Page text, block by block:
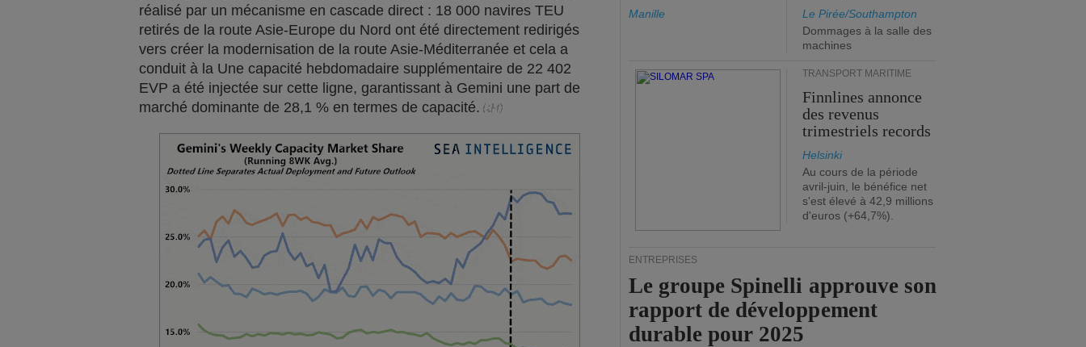
réalisé par un mécanisme en cascade direct : 18 000 navires TEU
retirés de la route Asie-Europe du Nord ont été directement redirigés
vers créer la modernisation de la route Asie-Méditerranée et cela a
conduit à la Une capacité hebdomadaire supplémentaire de 22 402
EVP a été injectée sur cette ligne, garantissant à Gemini une part de
marché dominante de 28,1 % en termes de capacité.
Manille
Le Pirée/Southampton
Dommages à la salle des
machines
TRANSPORT MARITIME
Finnlines annonce
des revenus
trimestriels records
Helsinki
Au cours de la période
avril-juin, le bénéfice net
s'est élevé à 42,9 millions
d'euros (+64,7%).
ENTREPRISES
Le groupe Spinelli approuve son
rapport de développement
durable pour 2025